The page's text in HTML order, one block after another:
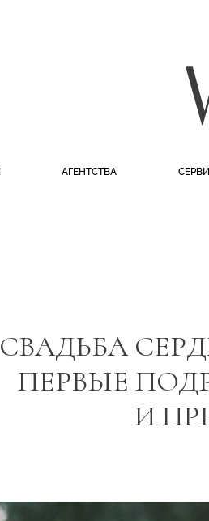
АГЕНТСТВА
СВАДЬБА
ПЕРВЫЕ
И